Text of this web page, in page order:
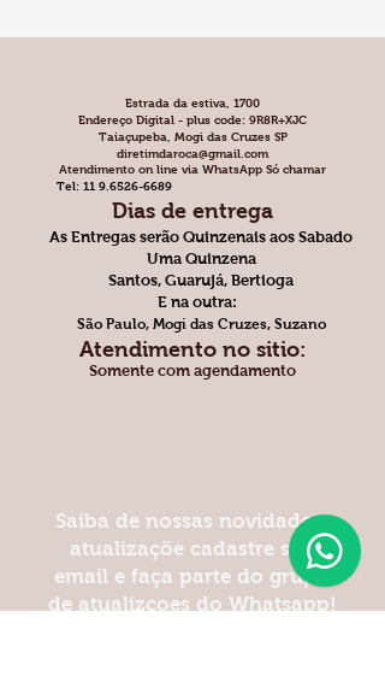
Estrada da estiva, 1700
Endereço Digital - plus code: 9R8R+XJC
Taiaçupeba, Mogi das Cruzes SP
diretimdaroca@gmail.com
Atendimento on line via WhatsApp Só chamar
Tel: 11 9.6526-6689
Dias de entrega
As Entregas serão Quinzenais aos Sabado
Uma Quinzena
Santos, Guarujá, Bertioga
E na outra:
São Paulo, Mogi das Cruzes, Suzano
Atendimento no sitio:
Somente com agendamento
Saiba de nossas novidade e
atualizaçõe cadastre seu
email e faça parte do grupo
de atualizçoes do Whatsapp!